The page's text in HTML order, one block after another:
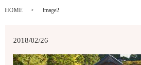
HOME image2
2018/02/26